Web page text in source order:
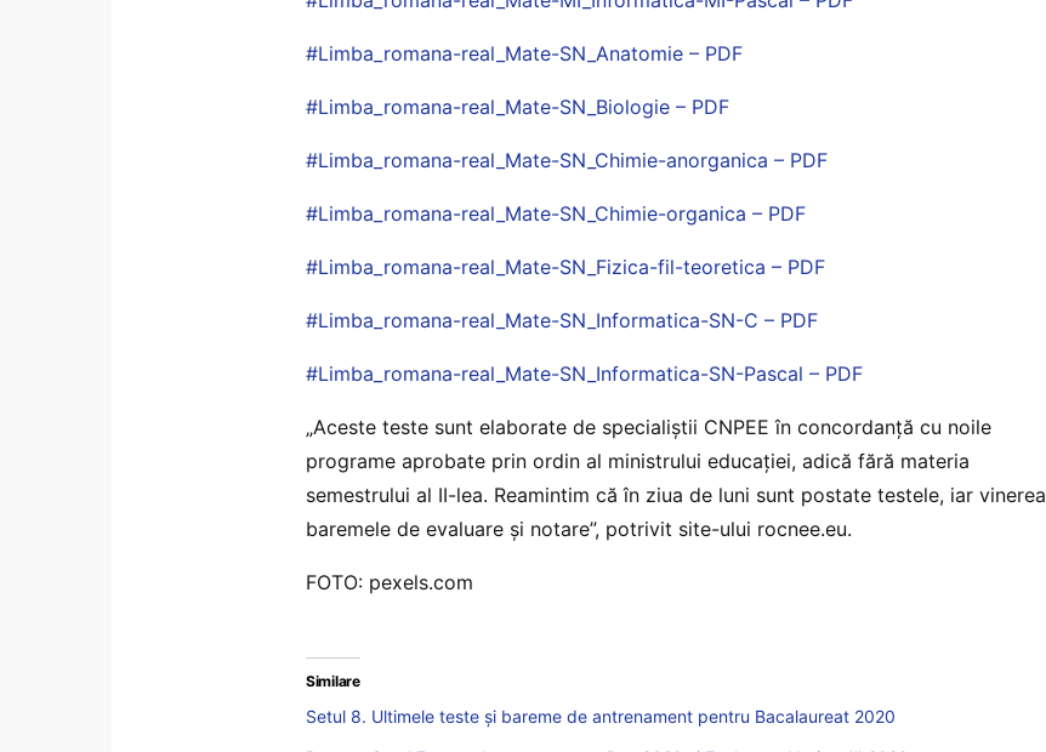
#Limba_romana-real_Mate-SN_Anatomie – PDF
#Limba_romana-real_Mate-SN_Biologie – PDF
#Limba_romana-real_Mate-SN_Chimie-anorganica – PDF
#Limba_romana-real_Mate-SN_Chimie-organica – PDF
#Limba_romana-real_Mate-SN_Fizica-fil-teoretica – PDF
#Limba_romana-real_Mate-SN_Informatica-SN-C – PDF
#Limba_romana-real_Mate-SN_Informatica-SN-Pascal – PDF
„Aceste teste sunt elaborate de specialiștii CNPEE în concordanță cu noile
programe aprobate prin ordin al ministrului educației, adică fără materia
semestrului al II-lea. Reamintim că în ziua de luni sunt postate testele, iar vinerea
baremele de evaluare și notare”, potrivit site-ului rocnee.eu.
FOTO: pexels.com
Similare
Setul 8. Ultimele teste și bareme de antrenament pentru Bacalaureat 2020